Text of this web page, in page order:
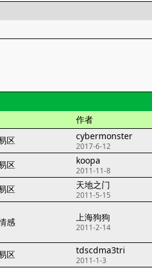
作者
区 cybermonster
2017-6-12
区 koopa
2011-11-8
区 天地之门
2011-5-15
感 上海狗狗
2011-2-14
区 tdscdma3tri
2011-1-3